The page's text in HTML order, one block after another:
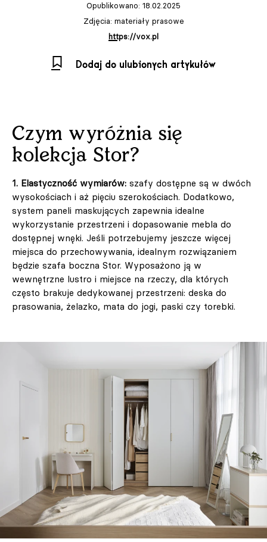
Opublikowano: 18.02.2025
Zdjęcia: materiały prasowe
https://vox.pl
Dodaj do ulubionych artykułów
Czym wyróżnia się
kolekcja Stor?
1. Elastyczność wymiarów: szafy dostępne są w dwóch
wysokościach i aż pięciu szerokościach. Dodatkowo,
system paneli maskujących zapewnia idealne
wykorzystanie przestrzeni i dopasowanie mebla do
dostępnej wnęki. Jeśli potrzebujemy jeszcze więcej
miejsca do przechowywania, idealnym rozwiązaniem
będzie szafa boczna Stor. Wyposażono ją w
wewnętrzne lustro i miejsce na rzeczy, dla których
często brakuje dedykowanej przestrzeni: deska do
prasowania, żelazko, mata do jogi, paski czy torebki.